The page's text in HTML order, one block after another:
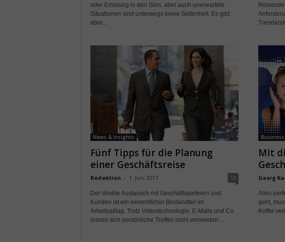
oder Erholung in den Sinn, aber auch unerwartete
Situationen sind unterwegs keine Seltenheit. Es gibt
aber...
News & Insights
Fünf Tipps für die Planung
einer Geschäftsreise
Redaktion - 1. Juni 2017 13
Der direkte Austausch mit Geschäftspartnern und
Kunden ist ein wesentlicher Bestandteil im
Arbeitsalltag. Trotz Videotechnologie, E-Mails und Co.
lassen sich persönliche Treffen nicht vermeiden....
Business
Mit
Georg
Alles
geht,
Koffer